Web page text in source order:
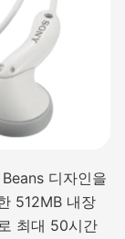
디자인을
512MB 내장
최대 50시간